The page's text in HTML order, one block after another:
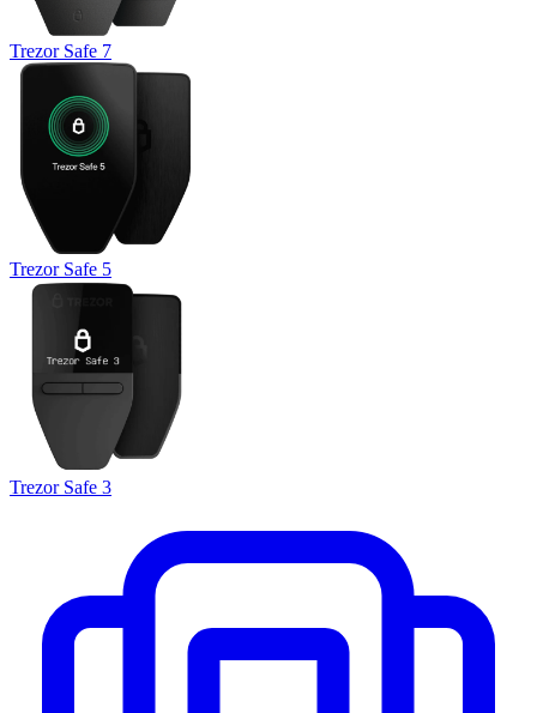
Trezor Safe 7
Trezor Safe 5
Trezor Safe 3